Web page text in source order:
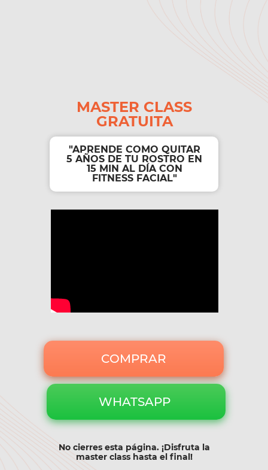
"APRENDE COMO QUITAR
5 AÑOS DE TU ROSTRO EN
15 MIN AL DÍA CON
FITNESS FACIAL"
MASTER CLASS
GRATUITA
No cierres esta página. ¡Disfruta la
master class hasta el final!
COMPRAR
WHATSAPP